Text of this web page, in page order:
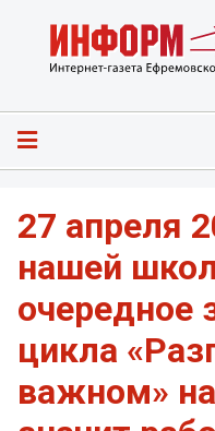
27 апреля
нашей
очередное
цикла
важном»